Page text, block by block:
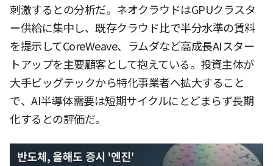
刺激するとの分析だ。ネオクラウドはGPUクラスタ
ー供給に集中し、既存クラウド比で半分水準の賃料
を提示してCoreWeave、ラムダなど高成長AIスター
トアップを主要顧客として抱えている。投資主体が
大手ビッグテックから特化事業者へ拡大すること
で、AI半導体需要は短期サイクルにとどまらず長期
化するとの評価だ。